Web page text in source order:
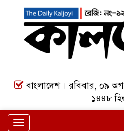
বাংলাদেশ । রবিবার, ০৯
১৪৪৮
Toggle